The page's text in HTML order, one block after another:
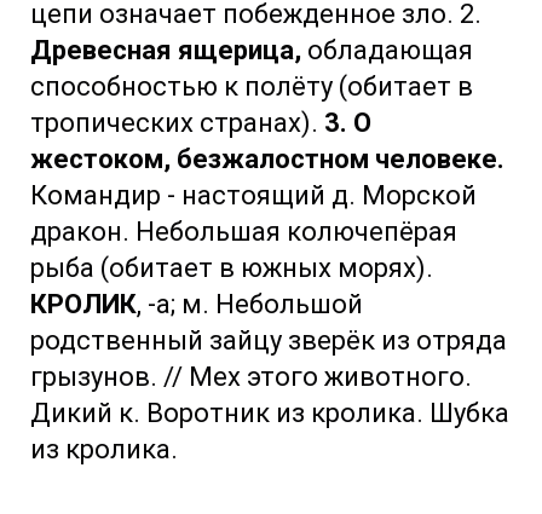
цепи означает побежденное зло. 2.
Древесная ящерица, обладающая
способностью к полёту (обитает в
тропических странах). 3. О
жестоком, безжалостном человеке.
Командир - настоящий д. Морской
дракон. Небольшая колючепёрая
рыба (обитает в южных морях).
КРОЛИК, -а; м. Небольшой
родственный зайцу зверёк из отряда
грызунов. // Мех этого животного.
Дикий к. Воротник из кролика. Шубка
из кролика.